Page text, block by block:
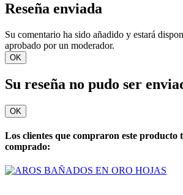
Reseña enviada
Su comentario ha sido añadido y estará
aprobado por un moderador.
OK
Su reseña no pudo ser
OK
Los clientes que compraron este producto
comprado: